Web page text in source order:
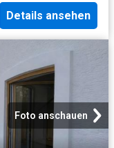
Details ansehen
Foto anschauen